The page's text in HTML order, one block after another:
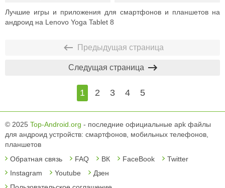
Лучшие игры и приложения для смартфонов и планшетов на
андроид на Lenovo Yoga Tablet 8
Предыдущая страница
1 2 3 4 5
Следущая страница
© 2025 Top-Android.org - последние официальные apk файлы
для андроид устройств: смартфонов, мобильных телефонов,
планшетов
Обратная связь
FAQ ВК FaceBook
Twitter
Instagram
Youtube
Дзен